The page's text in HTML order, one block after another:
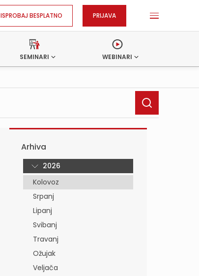
ISPROBAJ BESPLATNO PRIJAVA
SEMINARI WEBINARI
Arhiva
2026
Kolovoz
Srpanj
Lipanj
Svibanj
Travanj
Ožujak
Veljača